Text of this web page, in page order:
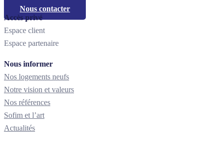
Nous contacter
Accès privé
Espace client
Espace partenaire
Nous informer
Nos logements neufs
Notre vision et valeurs
Nos références
Sofim et l’art
Actualités